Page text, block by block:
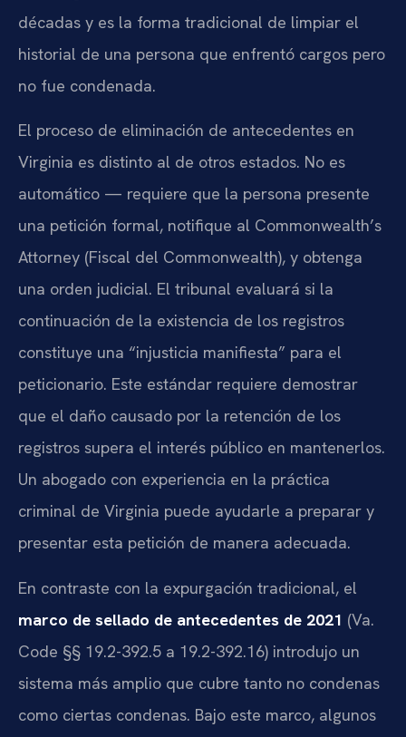
décadas y es la forma tradicional de limpiar el
historial de una persona que enfrentó cargos pero
no fue condenada.
El proceso de eliminación de antecedentes en
Virginia es distinto al de otros estados. No es
automático — requiere que la persona presente
una petición formal, notifique al Commonwealth’s
Attorney (Fiscal del Commonwealth), y obtenga
una orden judicial. El tribunal evaluará si la
continuación de la existencia de los registros
constituye una “injusticia manifiesta” para el
peticionario. Este estándar requiere demostrar
que el daño causado por la retención de los
registros supera el interés público en mantenerlos.
Un abogado con experiencia en la práctica
criminal de Virginia puede ayudarle a preparar y
presentar esta petición de manera adecuada.
En contraste con la expurgación tradicional, el
marco de sellado de antecedentes de 2021 (Va.
Code §§ 19.2-392.5 a 19.2-392.16) introdujo un
sistema más amplio que cubre tanto no condenas
como ciertas condenas. Bajo este marco, algunos